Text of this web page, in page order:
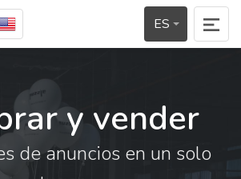
ES
y vender
de anuncios en un solo